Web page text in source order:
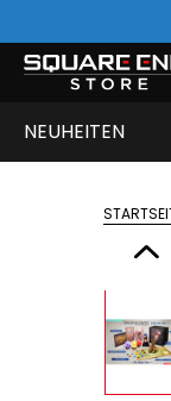
NEUHEITEN